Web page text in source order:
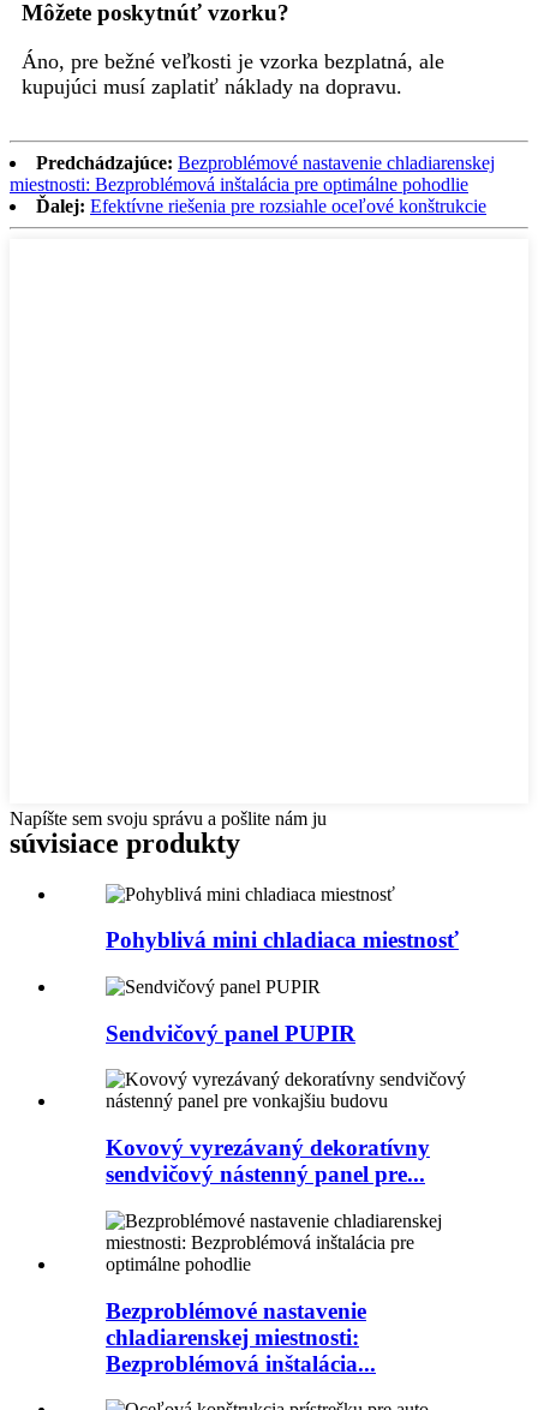
Môžete poskytnúť vzorku?
Áno, pre bežné veľkosti je vzorka bezplatná, ale
kupujúci musí zaplatiť náklady na dopravu.
Predchádzajúce: Bezproblémové nastavenie chladiarenskej
miestnosti: Bezproblémová inštalácia pre optimálne pohodlie
Ďalej: Efektívne riešenia pre rozsiahle oceľové konštrukcie
Napíšte sem svoju správu a pošlite nám ju
súvisiace produkty
Pohyblivá mini chladiaca miestnosť
Sendvičový panel PUPIR
Kovový vyrezávaný dekoratívny
sendvičový nástenný panel pre...
Bezproblémové nastavenie
chladiarenskej miestnosti:
Bezproblémová inštalácia...